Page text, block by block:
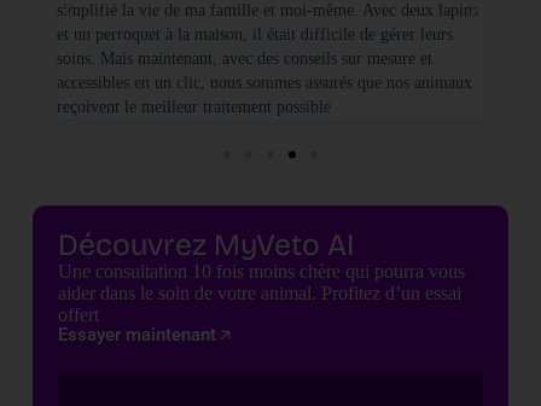
simplifié la vie de ma famille et moi-même. Avec deux lapins
et un perroquet à la maison, il était difficile de gérer leurs
soins. Mais maintenant, avec des conseils sur mesure et
accessibles en un clic, nous sommes assurés que nos animaux
reçoivent le meilleur traitement possible
Découvrez MyVeto AI
Une consultation 10 fois moins chère qui pourra vous
aider dans le soin de votre animal. Profitez d’un essai
offert
Essayer maintenant